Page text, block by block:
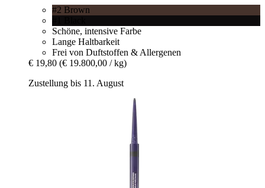
#2 Brown
Schöne, intensive Farbe
Lange Haltbarkeit
Frei von Duftstoffen & Allergenen
€ 19,80 (€ 19.800,00 / kg)
Zustellung bis 11. August